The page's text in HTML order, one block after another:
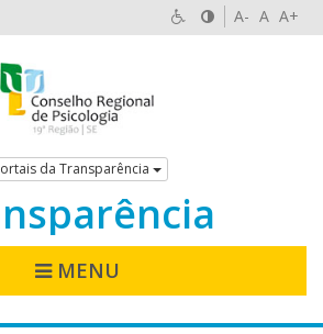
A- A A+
da Transparência
MENU